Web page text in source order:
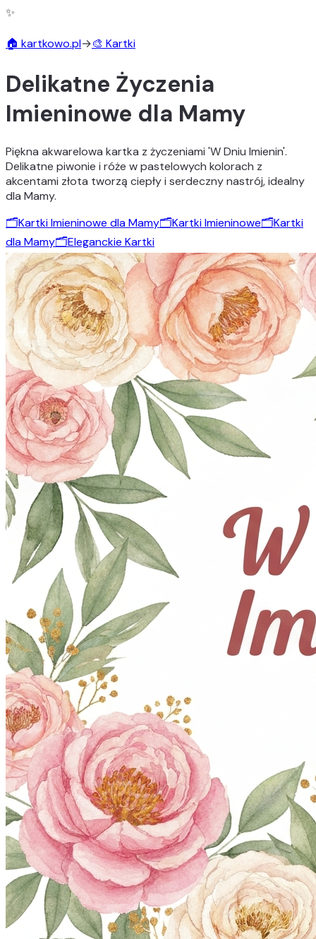
✨
🏠 kartkowo.pl→🎨 Kartki
Delikatne Życzenia
Imieninowe dla Mamy
Piękna akwarelowa kartka z życzeniami 'W Dniu Imienin'.
Delikatne piwonie i róże w pastelowych kolorach z
akcentami złota tworzą ciepły i serdeczny nastrój, idealny
dla Mamy.
🗂️Kartki Imieninowe dla Mamy🗂️Kartki Imieninowe🗂️Kartki
dla Mamy🗂️Eleganckie Kartki